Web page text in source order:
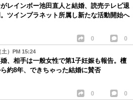
レインボー池田直人と結婚、読売テレビ退
ツインプラネット所属し新たな活動開始へ
0 0
土）PM 15:24
、相手は一般女性で第1子妊娠も報告。檀
約8年、できちゃった結婚に賛否
0 0